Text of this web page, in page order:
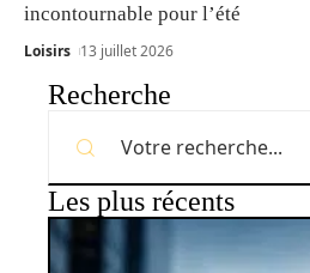
incontournable pour l’été
Loisirs 13 juillet 2026
Recherche
Les plus récents